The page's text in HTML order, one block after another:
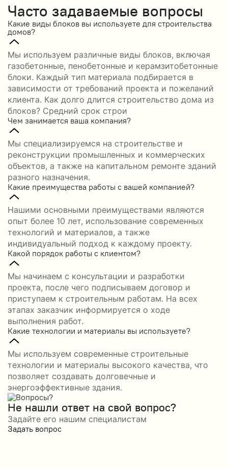
Часто задаваемые вопросы
Какие виды блоков вы используете для строительства
домов?
Мы используем различные виды блоков, включая
газобетонные, пенобетонные и керамзитобетонные
блоки. Каждый тип материала подбирается в
зависимости от требований проекта и пожеланий
клиента. Как долго длится строительство дома из
блоков? Средний срок строи
Чем занимается ваша компания?
Мы специализируемся на строительстве и
реконструкции промышленных и коммерческих
объектов, а также на капитальном ремонте зданий
разного назначения.
Какие преимущества работы с вашей компанией?
Нашими основными преимуществами являются
опыт более 10 лет, использование современных
технологий и материалов, а также
индивидуальный подход к каждому проекту.
Какой порядок работы с клиентом?
Мы начинаем с консультации и разработки
проекта, после чего подписываем договор и
приступаем к строительным работам. На всех
этапах заказчик информируется о ходе
выполнения работ.
Какие технологии и материалы вы используете?
Мы используем современные строительные
технологии и материалы высокого качества, что
позволяет создавать долговечные и
энергоэффективные здания.
Не нашли ответ на свой вопрос?
Задайте его нашим специалистам
Задать вопрос